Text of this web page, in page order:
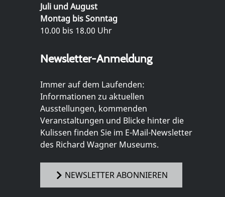
Juli und August
Montag bis Sonntag
10.00 bis 18.00 Uhr
Newsletter-Anmeldung
Immer auf dem Laufenden:
Informationen zu aktuellen
Ausstellungen, kommenden
Veranstaltungen und Blicke hinter die
Kulissen finden Sie im E-Mail-Newsletter
des Richard Wagner Museums.
NEWSLETTER ABONNIEREN